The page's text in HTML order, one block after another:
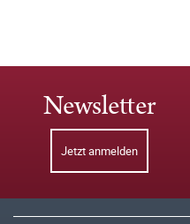
Newsletter
Jetzt anmelden